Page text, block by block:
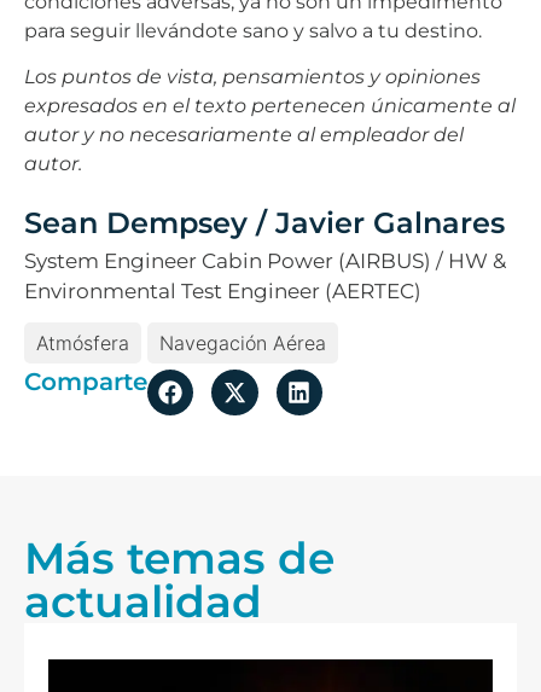
para seguir llevándote sano y salvo a tu destino.
Los puntos de vista, pensamientos y opiniones
expresados ​​en el texto pertenecen únicamente al
autor y no necesariamente al empleador del
autor.
Sean Dempsey / Javier Galnares
System Engineer Cabin Power (AIRBUS) / HW &
Environmental Test Engineer (AERTEC)
Atmósfera Navegación Aérea
Comparte
Más temas de
actualidad